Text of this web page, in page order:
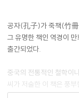
제55괘 풍(豊)
제56괘 여(旅)
제57괘 손(巽)
제59괘 환(渙)
제60괘 절(節)
로 삼아야 한다고 보았다.
수는 50이며 그 용(用)
람이 규표의 운용에서 얻
의 숫자는 음양태소(陰
--- p.20
공자(孔子)가 죽책(竹冊
그 유명한 책인 역경이
출간되었다.
중국의 전통적인 철학이
씨가 저술한 이 책은 풍
욕구를 충족시켜 주고 있